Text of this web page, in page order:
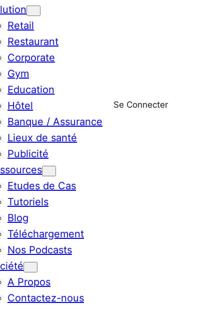
Retail
Restaurant
Corporate
Gym
Education
Hôtel
Banque / Assurance
Lieux de santé
Publicité
Etudes de Cas
Tutoriels
Blog
Téléchargement
Nos Podcasts
A Propos
Contactez-nous
Se Connecter